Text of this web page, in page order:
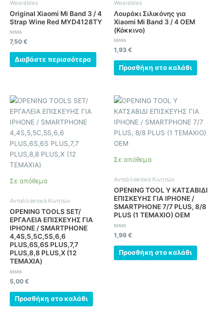
Wearables
Original Xiaomi Mi Band 3 / 4
Strap Wine Red MYD4128TY
Βαθμολογήθηκε
με
0
από
7,50 €
Διαβάστε περισσότερα
Wearables
Λουράκι Σιλικόνης για
Xiaomi Mi Band 3 / 4 OEM
(Κόκκινο)
Βαθμολογήθηκε
με
0
από
1,93 €
Προσθήκη στο καλάθι
Σε απόθεμα
Ανταλλακτικά Κινητών
OPENING TOOLS SET/
ΕΡΓΑΛΕΙΑ ΕΠΙΣΚΕΥΗΣ ΓΙΑ
IPHONE / SMARTPHONE
4,4S,5,5C,5S,6,6
PLUS,6S,6S PLUS,7,7
PLUS,8,8 PLUS,X (12
ΤΕΜΑΧΙΑ)
Βαθμολογήθηκε
με
0
από
5,00 €
Προσθήκη στο καλάθι
Σε απόθεμα
Ανταλλακτικά Κινητών
OPENING TOOL Y ΚΑΤΣΑΒΙΔΙ
ΕΠΙΣΚΕΥΗΣ ΓΙΑ IPHONE /
SMARTPHONE 7/7 PLUS, 8/8
PLUS (1 ΤΕΜΑΧΙΟ) OEM
Βαθμολογήθηκε
με
0
από
1,99 €
Προσθήκη στο καλάθι